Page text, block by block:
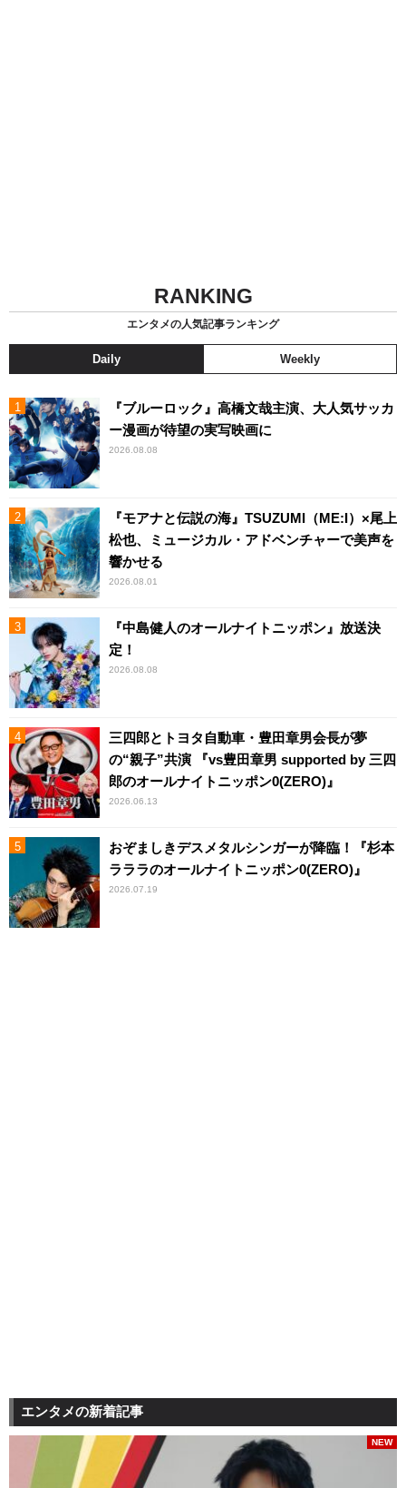
RANKING
エンタメの人気記事ランキング
Daily Weekly
『ブルーロック』高橋文哉主演、大人気サッカ
ー漫画が待望の実写映画に
2026.08.08
『モアナと伝説の海』TSUZUMI（ME:I）×尾上
松也、ミュージカル・アドベンチャーで美声を
響かせる
2026.08.01
『中島健人のオールナイトニッポン』放送決
定！
2026.08.08
三四郎とトヨタ自動車・豊田章男会長が夢
の“親子”共演 『vs豊田章男 supported by 三四
郎のオールナイトニッポン0(ZERO)』
2026.06.13
おぞましきデスメタルシンガーが降臨！『杉本
ラララのオールナイトニッポン0(ZERO)』
2026.07.19
エンタメの新着記事
NEW